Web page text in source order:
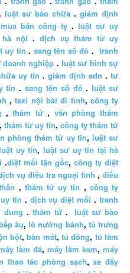
luật sư bào chữa . giám định
mua bán công ty. luật sư uy
nội .dịch vụ thám tử uy
uy tín . sang tên sổ đỏ .tranh
nghiệp .luật sư hình sự
uy tín .giám định adn .tư
tín .sang tên sổ đỏ.luật sư
,taxi nội bài đi tỉnh, công ty
,thám tử, văn phòng thám
, thám tử uy tín, công ty thám tử
phòng thám tử uy tín,luật sư
uy tín, luật sư uy tín tại hà
.diệt mối tận gốc, công ty diệt
vụ điều tra ngoại tình ,điều
, thám tử uy tín , công ty
tín . dịch vụ diệt mối .tranh
dung . thám tử.luật sư bào
âu,lò nướng bánh, tủ trưng
bột,bàn mát, tủ đông, tủ làm
làm đá, máy làm kem, máy
thao tác phòng sạch,xe đẩy